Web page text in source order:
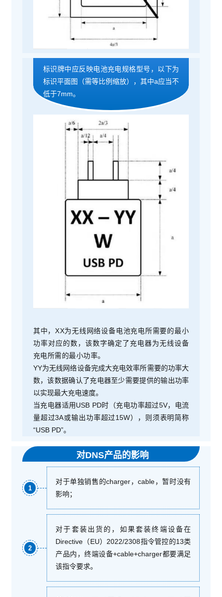
标识牌中应反映电池充电规格型号，以下为
标识平面图（需等比例缩放），其中a应当不
低于7mm。
其中，XX为无线网络设备电池充电所需要的最小
功率对应的数，该数字确定了充电器为无线设备
充电所需的最小功率。
YY为无线网络设备完成大充电效率所需要的功率大
数，该数据确认了充电器至少需要提供的输出功率
以实现最大充电速度。
当充电器适用USB PD时（充电功率超过5V，电流
量超过3A或输出功率超过15W），则须表明简称
“USB PD”。
对DNS产品的影响
1
对于单独销售的charger，cable，暂时没有
影响；
2
对于套装出货的，如果套装终端设备在
Directive（EU）2022/2308指令管控的13类
产品内，终端设备+cable+charger都要满足
该指令要求。